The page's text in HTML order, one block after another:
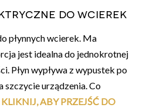
do wcierek
płynnych wcierek. Ma
jest idealna do jednokrotnej
Płyn wypływa z wypustek po
szczycie urządzenia. Co
KLIKNIJ, ABY PRZEJŚĆ DO